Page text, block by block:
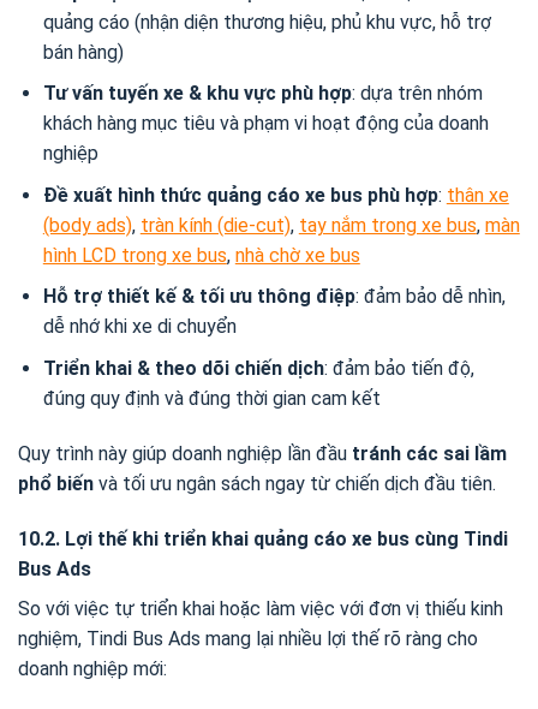
quảng cáo (nhận diện thương hiệu, phủ khu vực, hỗ trợ
bán hàng)
Tư vấn tuyến xe & khu vực phù hợp: dựa trên nhóm
khách hàng mục tiêu và phạm vi hoạt động của doanh
nghiệp
Đề xuất hình thức quảng cáo xe bus phù hợp: thân xe
(body ads), tràn kính (die-cut), tay nắm trong xe bus, màn
hình LCD trong xe bus, nhà chờ xe bus
Hỗ trợ thiết kế & tối ưu thông điệp: đảm bảo dễ nhìn,
dễ nhớ khi xe di chuyển
Triển khai & theo dõi chiến dịch: đảm bảo tiến độ,
đúng quy định và đúng thời gian cam kết
Quy trình này giúp doanh nghiệp lần đầu tránh các sai lầm
phổ biến và tối ưu ngân sách ngay từ chiến dịch đầu tiên.
10.2. Lợi thế khi triển khai quảng cáo xe bus cùng Tindi
Bus Ads
So với việc tự triển khai hoặc làm việc với đơn vị thiếu kinh
nghiệm, Tindi Bus Ads mang lại nhiều lợi thế rõ ràng cho
doanh nghiệp mới: